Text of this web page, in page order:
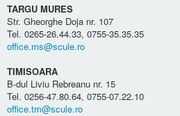
TARGU MURES
Str. Gheorghe Doja nr. 107
Tel. 0265-26.44.33, 0755-35.35.35
office.ms@scule.ro
TIMISOARA
B-dul Liviu Rebreanu nr. 15
Tel. 0256-47.80.64, 0755-07.22.10
office.tm@scule.ro